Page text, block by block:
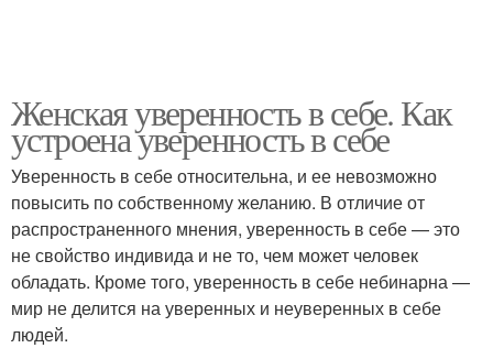
Женская уверенность в себе. Как
устроена уверенность в себе
Уверенность в себе относительна, и ее невозможно
повысить по собственному желанию. В отличие от
распространенного мнения, уверенность в себе — это
не свойство индивида и не то, чем может человек
обладать. Кроме того, уверенность в себе небинарна —
мир не делится на уверенных и неуверенных в себе
людей.